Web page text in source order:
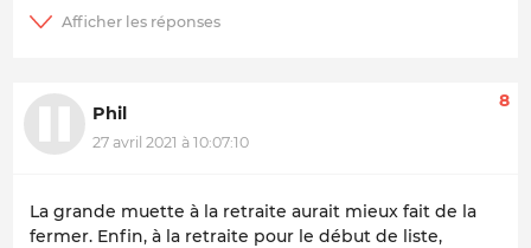
Phil
27 avril 2021 à 10:07:10
8
La grande muette à la retraite aurait mieux fait de la
fermer. Enfin, à la retraite pour le début de liste,